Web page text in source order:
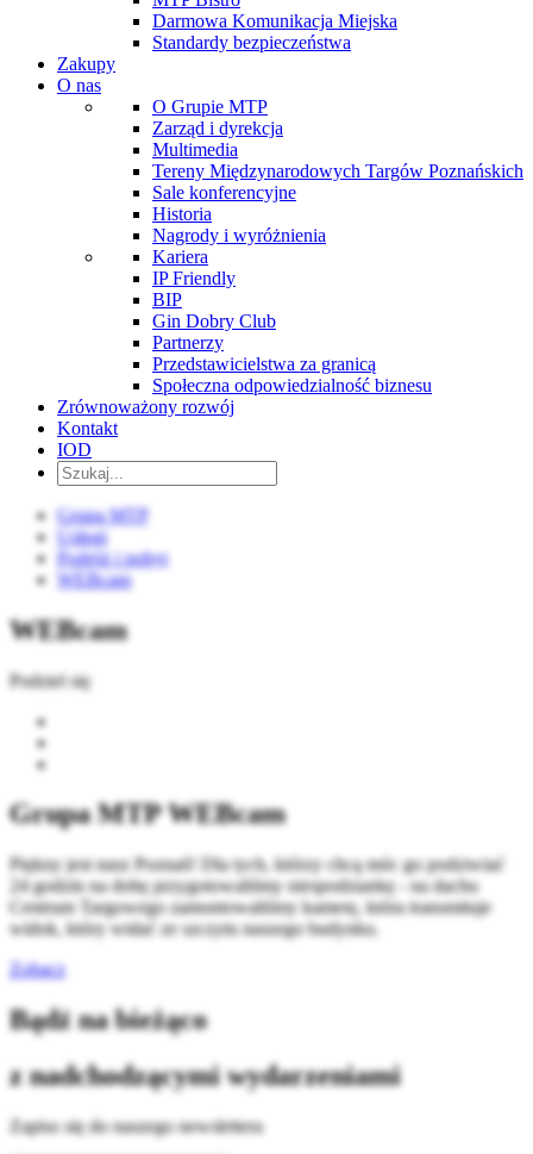
Darmowa Komunikacja Miejska
Standardy bezpieczeństwa
Zakupy
O nas
O Grupie MTP
Zarząd i dyrekcja
Multimedia
Tereny Międzynarodowych Targów Poznańskich
Sale konferencyjne
Historia
Nagrody i wyróżnienia
Kariera
IP Friendly
BIP
Gin Dobry Club
Partnerzy
Przedstawicielstwa za granicą
Społeczna odpowiedzialność biznesu
Zrównoważony rozwój
Kontakt
IOD
Grupa MTP
Usługi
Podróż i pobyt
WEBcam
WEBcam
Podziel się
Grupa MTP WEBcam
Piękny jest nasz Poznań! Dla tych, którzy chcą móc go podziwiać
24 godzin na dobę przygotowaliśmy niespodziankę - na dachu
Centrum Targowego zamontowaliśmy kamerę, która transmituje
widok, który widać ze szczytu naszego budynku.
Zobacz
Bądź na bieżąco
z nadchodzącymi wydarzeniami
Zapisz się do naszego newslettera